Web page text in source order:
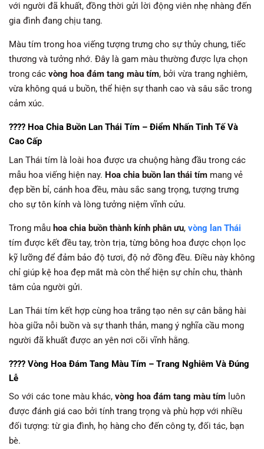
với người đã khuất, đồng thời gửi lời động viên nhẹ nhàng đến
gia đình đang chịu tang.
Màu tím trong hoa viếng tượng trưng cho sự thủy chung, tiếc
thương và tưởng nhớ. Đây là gam màu thường được lựa chọn
trong các vòng hoa đám tang màu tím, bởi vừa trang nghiêm,
vừa không quá u buồn, thể hiện sự thanh cao và sâu sắc trong
cảm xúc.
???? Hoa Chia Buồn Lan Thái Tím – Điểm Nhấn Tinh Tế Và
Cao Cấp
Lan Thái tím là loài hoa được ưa chuộng hàng đầu trong các
mẫu hoa viếng hiện nay. Hoa chia buồn lan thái tím mang vẻ
đẹp bền bỉ, cánh hoa đều, màu sắc sang trọng, tượng trưng
cho sự tôn kính và lòng tưởng niệm vĩnh cửu.
Trong mẫu hoa chia buồn thành kính phân ưu, vòng lan Thái
tím được kết đều tay, tròn trịa, từng bông hoa được chọn lọc
kỹ lưỡng để đảm bảo độ tươi, độ nở đồng đều. Điều này không
chỉ giúp kệ hoa đẹp mắt mà còn thể hiện sự chỉn chu, thành
tâm của người gửi.
Lan Thái tím kết hợp cùng hoa trắng tạo nên sự cân bằng hài
hòa giữa nỗi buồn và sự thanh thản, mang ý nghĩa cầu mong
người đã khuất được an yên nơi cõi vĩnh hằng.
???? Vòng Hoa Đám Tang Màu Tím – Trang Nghiêm Và Đúng
Lễ
So với các tone màu khác, vòng hoa đám tang màu tím luôn
được đánh giá cao bởi tính trang trọng và phù hợp với nhiều
đối tượng: từ gia đình, họ hàng cho đến công ty, đối tác, bạn
bè.